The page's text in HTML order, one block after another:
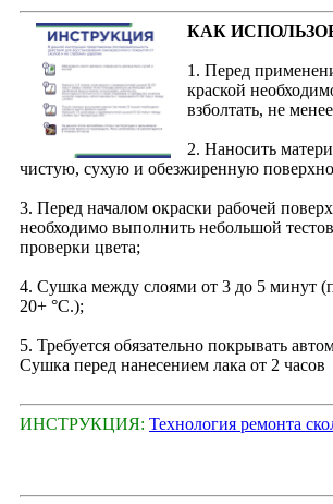
КАК
1. Перед
краской
взболтать, не
2. Наносить
чистую, сухую и обезжиренную
3. Перед началом окраски рабочей
необходимо выполнить небольшой
проверки цвета;
4. Сушка между слоями от 3 до 5 минут
20+ °С.);
5. Требуется обязательно покрывать
Сушка перед нанесением лака от 2 часов
ИНСТРУКЦИЯ: Технология ремонта